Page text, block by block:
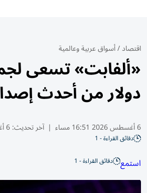
اقتصاد/أسواق عربية وعالمية
دولار من أحدث
6 أغسطس 2026 16:51 مساء | آخر تحديث:6 أغسطس 17:48 2026
دقائق القراءة - 1
استمع دقائق القراءة - 1